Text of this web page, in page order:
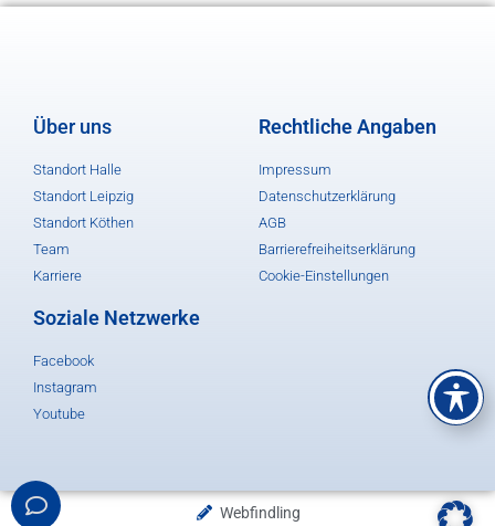
Über uns
Standort Halle
Standort Leipzig
Standort Köthen
Team
Karriere
Rechtliche Angaben
Impressum
Datenschutzerklärung
AGB
Barrierefreiheitserklärung
Cookie-Einstellungen
Soziale Netzwerke
Facebook
Instagram
Youtube
Webfindling